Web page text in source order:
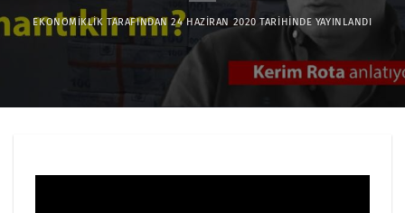
EKONOMIKLIK TARAFINDAN 24 HAZIRAN 2020 TARIHINDE YAYINLANDI